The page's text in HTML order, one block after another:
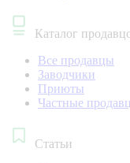
Каталог
Все продавцы
Заводчики
Приюты
Частные
Статьи